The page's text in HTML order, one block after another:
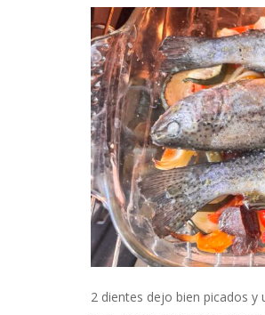
2 dientes dejo bien picados